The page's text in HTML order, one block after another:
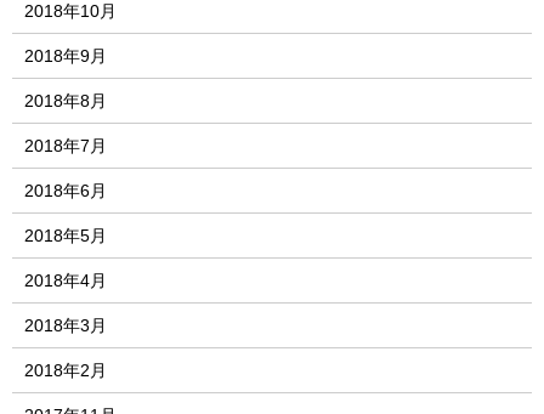
2018年10月
2018年9月
2018年8月
2018年7月
2018年6月
2018年5月
2018年4月
2018年3月
2018年2月